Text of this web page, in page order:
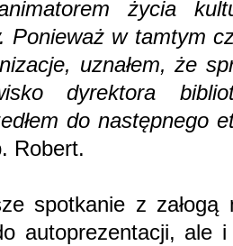
życia
Ponieważ w tamtym
uznałem, że
dyrektora
do następnego
Robert.
spotkanie z załogą
autoprezentacji, ale